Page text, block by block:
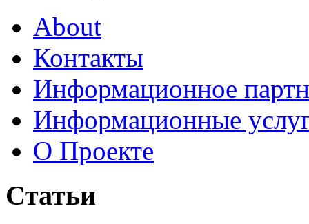
About
Контакты
Информационное
Информационные
О Проекте
Статьи